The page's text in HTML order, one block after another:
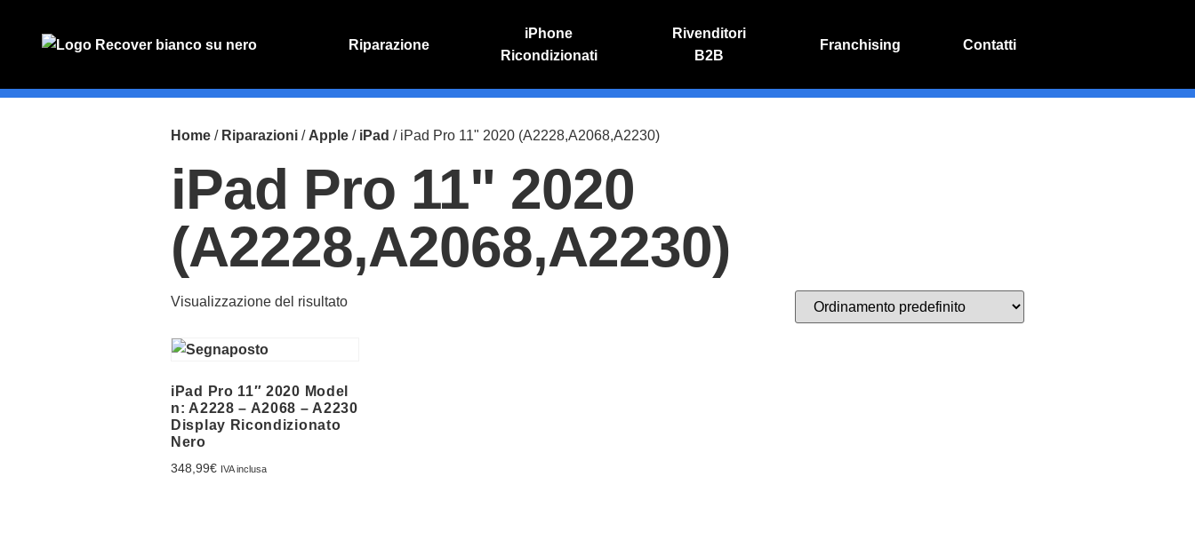
Riparazione
iPhone
Ricondizionati
Rivenditori
B2B
Franchising Contatti
PREVENTIVO
Preventivo online
RIPARAZIONE IPHONE
Riparazione schermo
Home / Riparazioni / Apple / iPad / iPad Pro 11" 2020 (A2228,A2068,A2230)
iPad Pro 11" 2020
(A2228,A2068,A2230)
Visualizzazione del risultato
iPad Pro 11″ 2020 Model
n: A2228 – A2068 – A2230
Display Ricondizionato
Nero
348,99€ IVA inclusa